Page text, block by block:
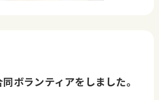
ボランティアをしました。